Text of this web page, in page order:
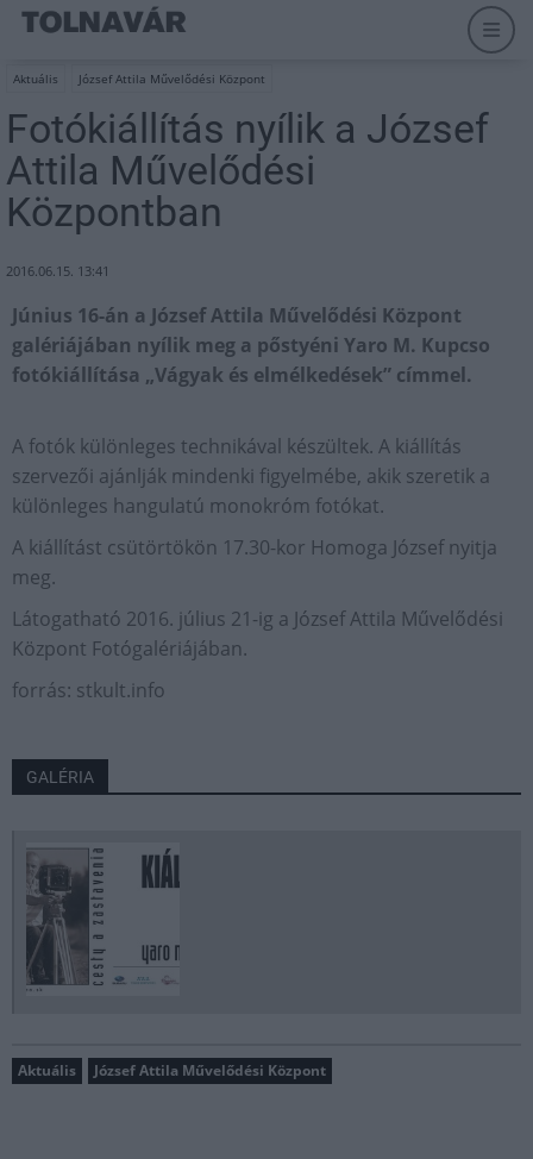
Aktuális József Attila Művelődési Központ
Fotókiállítás nyílik a József
Attila Művelődési
Központban
2016.06.15. 13:41
Június 16-án a József Attila Művelődési Központ
galériájában nyílik meg a pőstyéni Yaro M. Kupcso
fotókiállítása „Vágyak és elmélkedések” címmel.
A fotók különleges technikával készültek. A kiállítás
szervezői ajánlják mindenki figyelmébe, akik szeretik a
különleges hangulatú monokróm fotókat.
A kiállítást csütörtökön 17.30-kor Homoga József nyitja
meg.
Látogatható 2016. július 21-ig a József Attila Művelődési
Központ Fotógalériájában.
forrás: stkult.info
GALÉRIA
Aktuális József Attila Művelődési Központ